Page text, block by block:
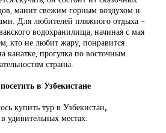
манит свежим горным воздухом и
Для любителей пляжного отдыха –
водохранилища, начиная с мая
кто не любит жару, понравится
канатке, прогулка по восточным
страны.
в Узбекистане
купить тур в Узбекистан,
удивительных местах.